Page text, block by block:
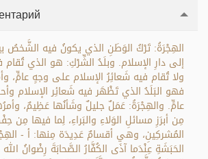
الهِجْرَةُ: تَرْكُ الوَطَنِ الذي يكونُ فيه الشَّخصُ
إلى دارِ الإسلام. وبلَدُ الشِّرْكِ: هو الذي تُقام
ولا تُقام فيه شَعائِرُ الإسلام على وجهٍ عامٍّ،
فهو البَلَدُ الذي تَظْهَر فيه شَعائِر الإسلام
عامٍّ. والهِجْرَةُ: عَمَلٌ جليلٌ وشَأنُها عَظِيمٌ،
مِن أبرَزِ مسائلِ الوَلاءِ والبَراءِ، لِما فيها مِن
المُشركِينِ، وهي أقسامٌ عَدِيدَة مِنها: أ -
الحَبَشَةِ عِنْدَما آذَى الكُفَّارُ الصَّحابَةَ رِضْوانُ